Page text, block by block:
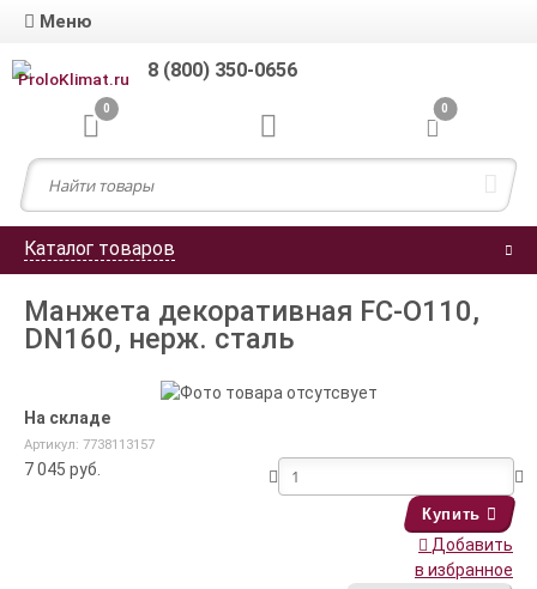
Меню
8 (800) 350-0656
0 0
Каталог товаров
Манжета декоративная FC-O110,
DN160, нерж. сталь
На складе
Артикул: 7738113157
7 045 руб.
Купить
Добавить
в избранное